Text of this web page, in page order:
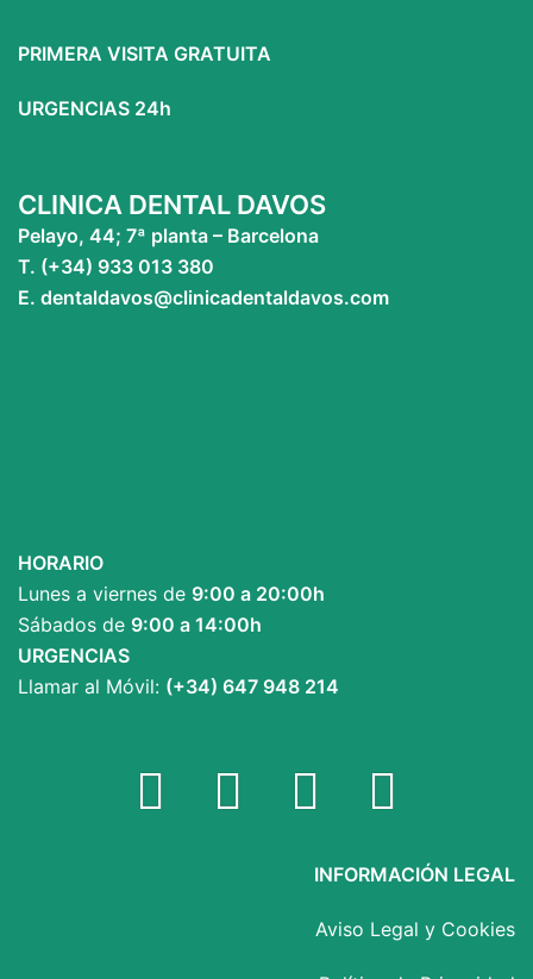
PRIMERA VISITA GRATUITA
URGENCIAS 24h
CLINICA DENTAL DAVOS
Pelayo, 44; 7ª planta – Barcelona
T. (+34) 933 013 380
E. dentaldavos@clinicadentaldavos.com
HORARIO
Lunes a viernes de 9:00 a 20:00h
Sábados de 9:00 a 14:00h
URGENCIAS
Llamar al Móvil: (+34) 647 948 214
Facebook Twitter YouTube
INFORMACIÓN LEGAL
Aviso Legal y Cookies